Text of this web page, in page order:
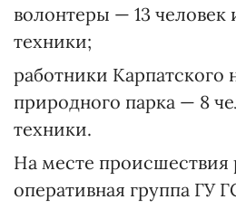
волонтеры — 13
техники;
работники Карпатского
природного парка — 8
техники.
На месте происшествия
оперативная группа ГУ